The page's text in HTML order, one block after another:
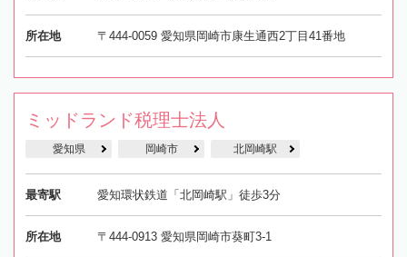
所在地 〒444-0059 愛知県岡崎市康生通西2丁目41番地
ミッドランド税理士法人
愛知県 岡崎市 北岡崎駅
最寄駅 愛知環状鉄道「北岡崎駅」徒歩3分
所在地 〒444-0913 愛知県岡崎市葵町3-1